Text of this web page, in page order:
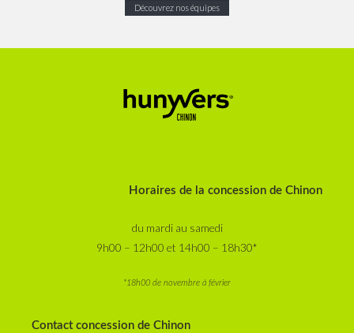
Découvrez nos équipes
Horaires de la concession de Chinon
du mardi au samedi
9h00 – 12h00 et 14h00 – 18h30*
*18h00 de novembre à février
Contact concession de Chinon